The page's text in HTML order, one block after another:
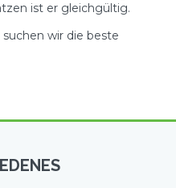
ist er gleichgültig.
wir die beste